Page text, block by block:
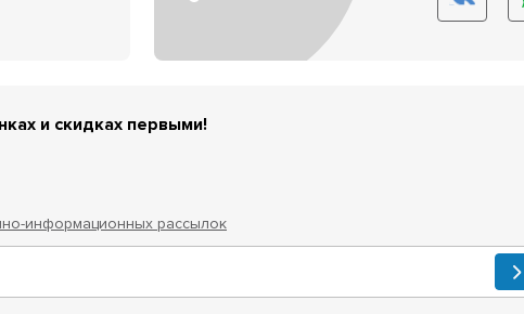
и скидках первыми!
информационных рассылок